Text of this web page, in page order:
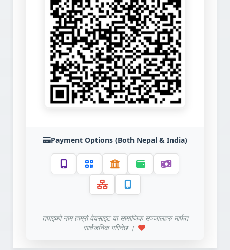
Payment Options (Both Nepal & India)
तपाइको नाम हाम्रो वेवसाइट वा सामाजिक सञ्जालहरु मार्फत
सार्वजनिक गरिनेछ ।